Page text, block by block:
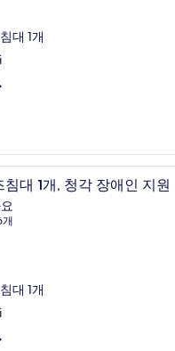
대 1개
고급 침구,
침대 1개, 청각 장애인 지원
점
대 1개